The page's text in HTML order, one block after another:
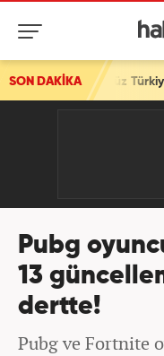
SON DAKİKA
Türkiye sürecinde kritik
Pubg
13
dertte!
Pubg ve Fortnite